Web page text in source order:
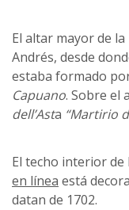
El altar mayor de
Andrés, desde
estaba formado
Capuano. Sobre el
dell’Asta “Martirio
El techo interior de
en línea está
datan de 1702.